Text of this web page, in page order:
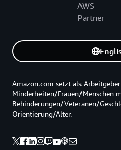
AWS-
Partner
Amazon.com setzt als
Minderheiten/Frauen/Menschen
Behinderungen/Veteranen/
Orientierung/Alter.